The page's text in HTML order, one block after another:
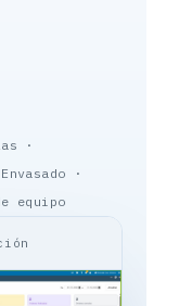
·
·
equipo